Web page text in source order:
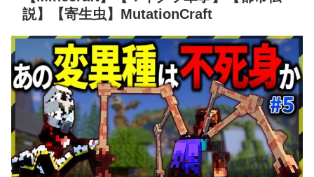
説】【寄生虫】MutationCraft